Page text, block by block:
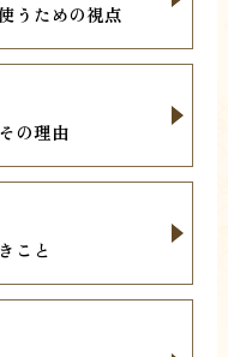
うための視点
の理由
こと